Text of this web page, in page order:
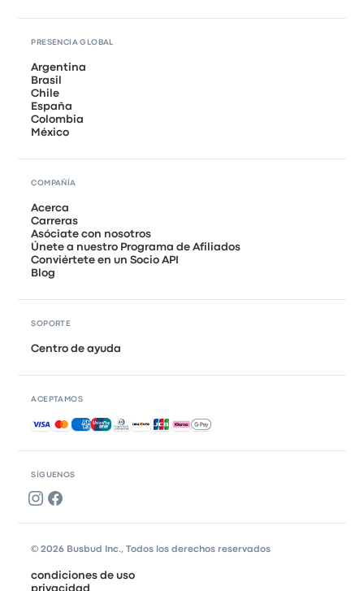
SÍGUENOS
PRESENCIA GLOBAL
Argentina
Brasil
Chile
España
Colombia
México
COMPAÑÍA
Acerca
Carreras
Asóciate con nosotros
Únete a nuestro Programa de Afiliados
Conviértete en un Socio API
Blog
SOPORTE
Centro de ayuda
ACEPTAMOS
Pagos aceptados
© 2026 Busbud Inc., Todos los derechos reservados
condiciones de uso
privacidad